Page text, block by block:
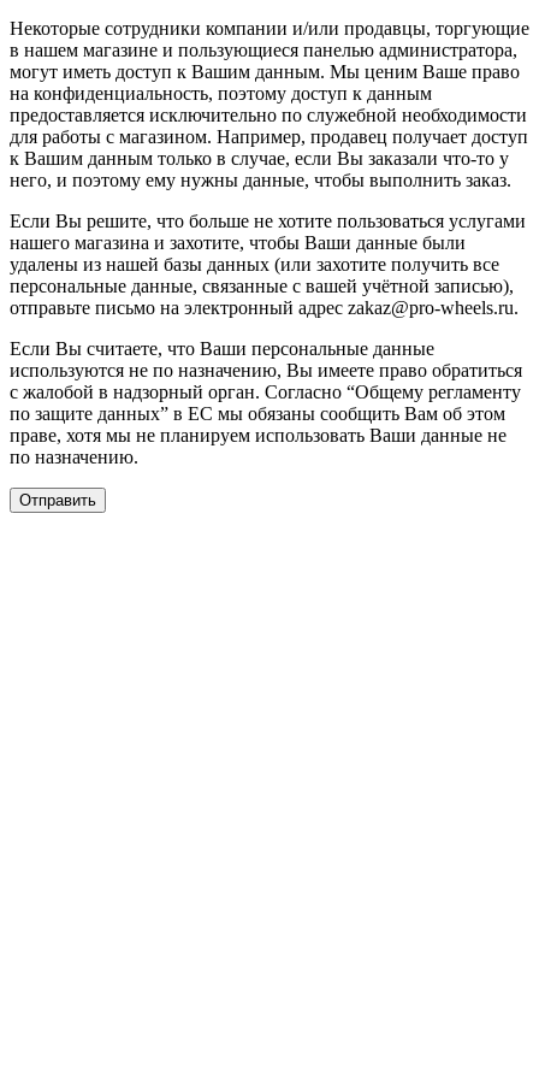
Некоторые сотрудники компании и/или продавцы, торгующие
в нашем магазине и пользующиеся панелью администратора,
могут иметь доступ к Вашим данным. Мы ценим Ваше право
на конфиденциальность, поэтому доступ к данным
предоставляется исключительно по служебной необходимости
для работы с магазином. Например, продавец получает доступ
к Вашим данным только в случае, если Вы заказали что-то у
него, и поэтому ему нужны данные, чтобы выполнить заказ.
Если Вы решите, что больше не хотите пользоваться услугами
нашего магазина и захотите, чтобы Ваши данные были
удалены из нашей базы данных (или захотите получить все
персональные данные, связанные с вашей учётной записью),
отправьте письмо на электронный адрес zakaz@pro-wheels.ru.
Если Вы считаете, что Ваши персональные данные
используются не по назначению, Вы имеете право обратиться
с жалобой в надзорный орган. Согласно “Общему регламенту
по защите данных” в ЕС мы обязаны сообщить Вам об этом
праве, хотя мы не планируем использовать Ваши данные не
по назначению.
Отправить